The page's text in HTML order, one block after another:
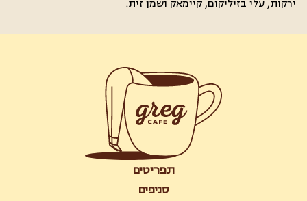
ירקות, עלי בזיליקום, קיימאק ושמן זית.
תפריטים
סניפים